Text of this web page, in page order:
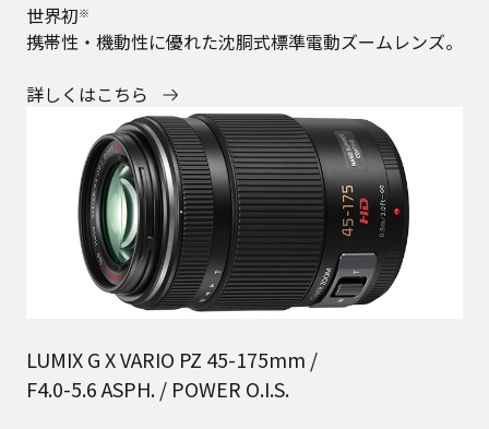
世界初※
携帯性・機動性に優れた沈胴式標準電動ズームレンズ。
詳しくはこちら
LUMIX G X VARIO PZ 45-175mm /
F4.0-5.6 ASPH. / POWER O.I.S.